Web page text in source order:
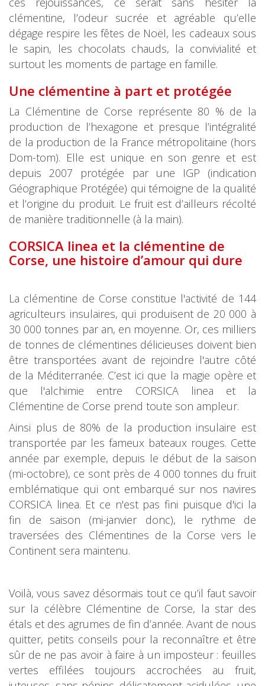
clémentine, l’odeur sucrée et agréable qu’elle
dégage respire les fêtes de Noël, les cadeaux sous
le sapin, les chocolats chauds, la convivialité et
surtout les moments de partage en famille.
Une clémentine à part et protégée
La Clémentine de Corse représente 80 % de la
production de l’hexagone et presque l’intégralité
de la production de la France métropolitaine (hors
Dom-tom). Elle est unique en son genre et est
depuis 2007 protégée par une IGP (indication
Géographique Protégée) qui témoigne de la qualité
et l’origine du produit. Le fruit est d’ailleurs récolté
de manière traditionnelle (à la main).
CORSICA linea et la clémentine de
Corse, une histoire d’amour qui dure
La clémentine de Corse constitue l'activité de 144
agriculteurs insulaires, qui produisent de 20 000 à
30 000 tonnes par an, en moyenne. Or, ces milliers
de tonnes de clémentines délicieuses doivent bien
être transportées avant de rejoindre l'autre côté
de la Méditerranée. C’est ici que la magie opère et
que l'alchimie entre CORSICA linea et la
Clémentine de Corse prend toute son ampleur.
Ainsi plus de 80% de la production insulaire est
transportée par les fameux bateaux rouges. Cette
année par exemple, depuis le début de la saison
(mi-octobre), ce sont près de 4 000 tonnes du fruit
emblématique qui ont embarqué sur nos navires
CORSICA linea. Et ce n'est pas fini puisque d'ici la
fin de saison (mi-janvier donc), le rythme de
traversées des Clémentines de la Corse vers le
Continent sera maintenu.
Voilà, vous savez désormais tout ce qu’il faut savoir
sur la célèbre Clémentine de Corse, la star des
étals et des agrumes de fin d’année. Avant de nous
quitter, petits conseils pour la reconnaître et être
sûr de ne pas avoir à faire à un imposteur : feuilles
vertes effilées toujours accrochées au fruit,